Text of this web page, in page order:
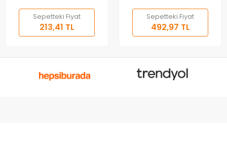
Sepetteki Fiyat
213,41 TL
Sepetteki Fiyat
492,97 TL